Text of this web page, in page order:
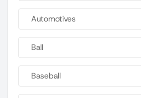
Automotives
Ball
Baseball